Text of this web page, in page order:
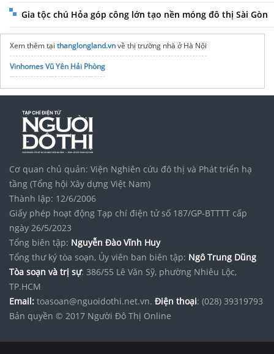
Gia tộc chú Hỏa góp công lớn tạo nền móng đô thị Sài Gòn
Xem thêm tại thanglongland.vnvề thị trường nhà ở Hà Nội
Vinhomes Vũ Yên Hải Phòng
Cơ quan chủ quản: Viện Nghiên cứu đô thị và Phát triển hạ
tầng (Tổng hội Xây dựng Việt Nam)
Thành lập: 12/6/2006
Giấy phép hoạt động Tạp chí điện tử số 187/GP-BTTTT cấp
ngày 26/5/2023
Tổng biên tập: Nguyễn Đào Vĩnh Huy
Tổng thư ký tòa soạn, Ủy viên ban biên tập: Ngô Trung Dũng
Tòa soạn và trị sự: 386/55 Lê Văn Sỹ, phường Nhiêu Lộc,
TP.HCM
Email: toasoan@nguoidothi.net.vn. Điện thoại: (028) 39319793
Bản quyền © 2017 Người Đô Thị Online